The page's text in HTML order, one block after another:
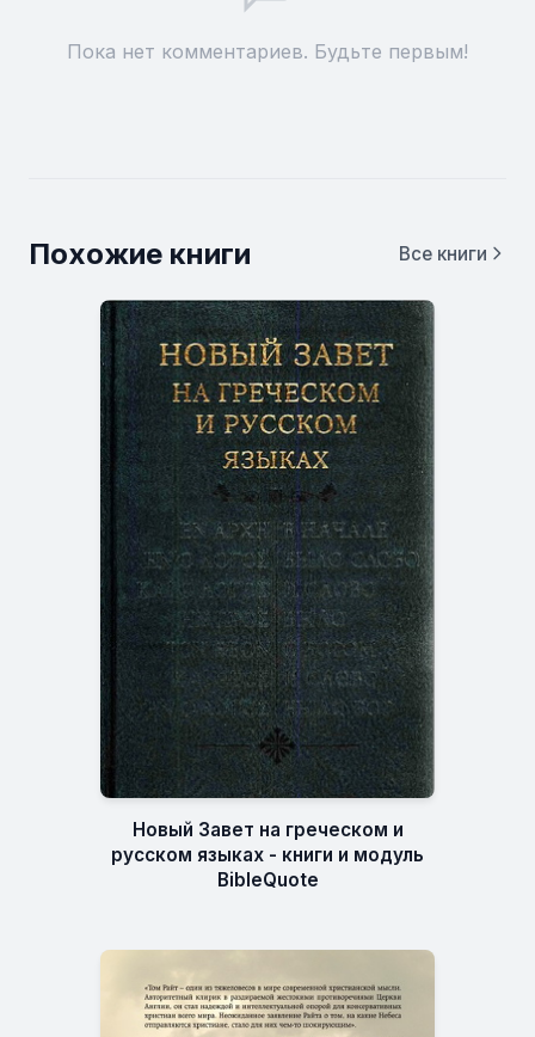
Пока нет комментариев. Будьте первым!
Похожие книги Все книги
Новый Завет на греческом и
русском языках - книги и модуль
BibleQuote